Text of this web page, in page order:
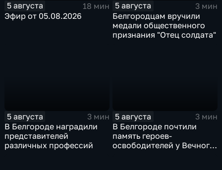
5 августа
18 мин
Эфир от 05.08.2026
5 августа
3 мин
Белгородцам вручили
медали общественного
признания "Отец солдата"
5 августа
3 мин
В Белгороде наградили
представителей
различных профессий
5 августа
3 мин
В Белгороде почтили
память героев-
освободителей у Вечного